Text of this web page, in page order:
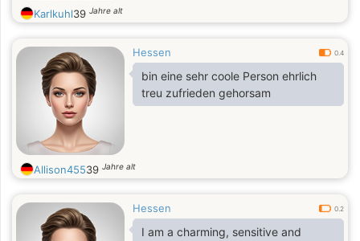
Karlkuhl39 Jahre alt
Hessen 0.4
bin eine sehr coole Person ehrlich
treu zufrieden gehorsam
Allison45539 Jahre alt
Hessen 0.2
I am a charming, sensitive and